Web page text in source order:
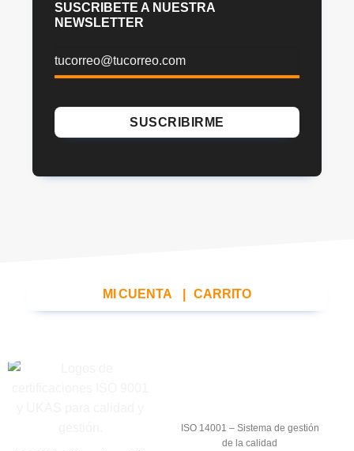
SUSCRIBETE A NUESTRA
NEWSLETTER
MI CUENTA CARRITO
ISO 14001 – Sistema de gestión
de la calidad